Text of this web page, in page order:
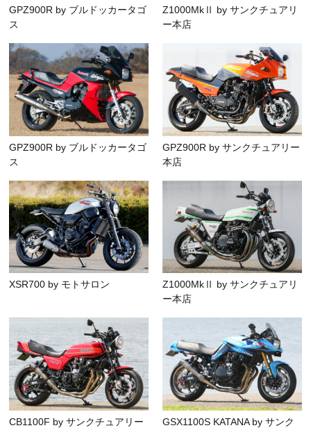
GPZ900R by ブルドッカータゴ
ス
Z1000MkⅡ by サンクチュアリ
ー本店
GPZ900R by ブルドッカータゴ
ス
GPZ900R by サンクチュアリー
本店
XSR700 by モトサロン
Z1000MkⅡ by サンクチュアリ
ー本店
CB1100F by サンクチュアリー
GSX1100S KATANA by サンク